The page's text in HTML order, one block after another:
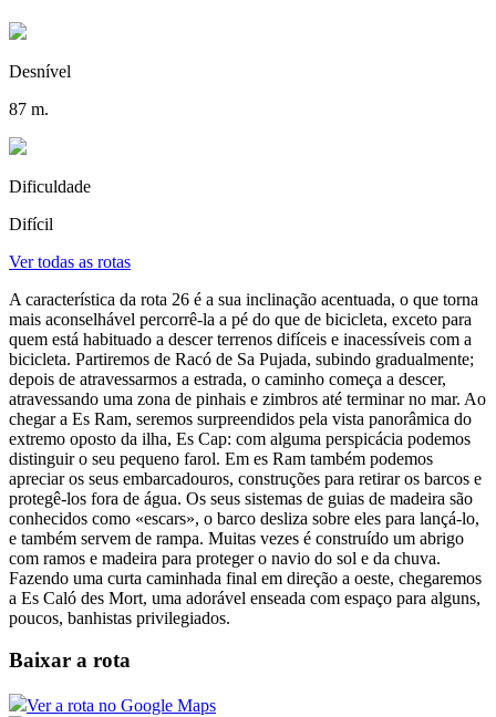
Desnível
87 m.
Dificuldade
Difícil
Ver todas as rotas
A característica da rota 26 é a sua inclinação acentuada, o que torna
mais aconselhável percorrê-la a pé do que de bicicleta, exceto para
quem está habituado a descer terrenos difíceis e inacessíveis com a
bicicleta. Partiremos de Racó de Sa Pujada, subindo gradualmente;
depois de atravessarmos a estrada, o caminho começa a descer,
atravessando uma zona de pinhais e zimbros até terminar no mar. Ao
chegar a Es Ram, seremos surpreendidos pela vista panorâmica do
extremo oposto da ilha, Es Cap: com alguma perspicácia podemos
distinguir o seu pequeno farol. Em es Ram também podemos
apreciar os seus embarcadouros, construções para retirar os barcos e
protegê-los fora de água. Os seus sistemas de guias de madeira são
conhecidos como «escars», o barco desliza sobre eles para lançá-lo,
e também servem de rampa. Muitas vezes é construído um abrigo
com ramos e madeira para proteger o navio do sol e da chuva.
Fazendo uma curta caminhada final em direção a oeste, chegaremos
a Es Caló des Mort, uma adorável enseada com espaço para alguns,
poucos, banhistas privilegiados.
Baixar a rota
Ver a rota no Google Maps